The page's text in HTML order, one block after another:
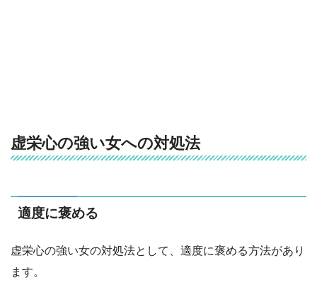
虚栄心の強い女への対処法
適度に褒める
虚栄心の強い女の対処法として、適度に褒める方法があり
ます。